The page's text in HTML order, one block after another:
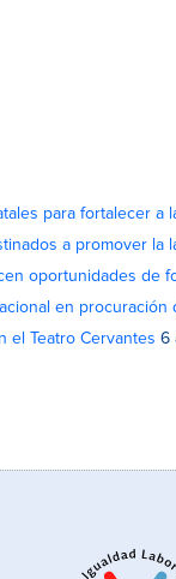
para fortalecer a
a promover la
oportunidades de
en
el Teatro Cervantes 6